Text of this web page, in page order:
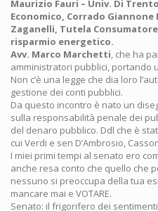
Maurizio Fauri – Univ. Di
Economico, Corrado Giannone
Zaganelli, Tutela
risparmio energetico.
Avv. Marco Marchetti, che ha
amministratori pubblici, portando
Non c’è una legge che dia loro
gestione dei conti pubblici.
Da questo incontro è nato un
sulla responsabilità penale dei
del denaro pubblico. Ddl che è
cui Verdi e sen D’Ambrosio,
I miei primi tempi al senato ero
anche resa conto che quello che
nessuno si preoccupa della tua
mancare mai e VOTARE.
Senato: il frigorifero dei